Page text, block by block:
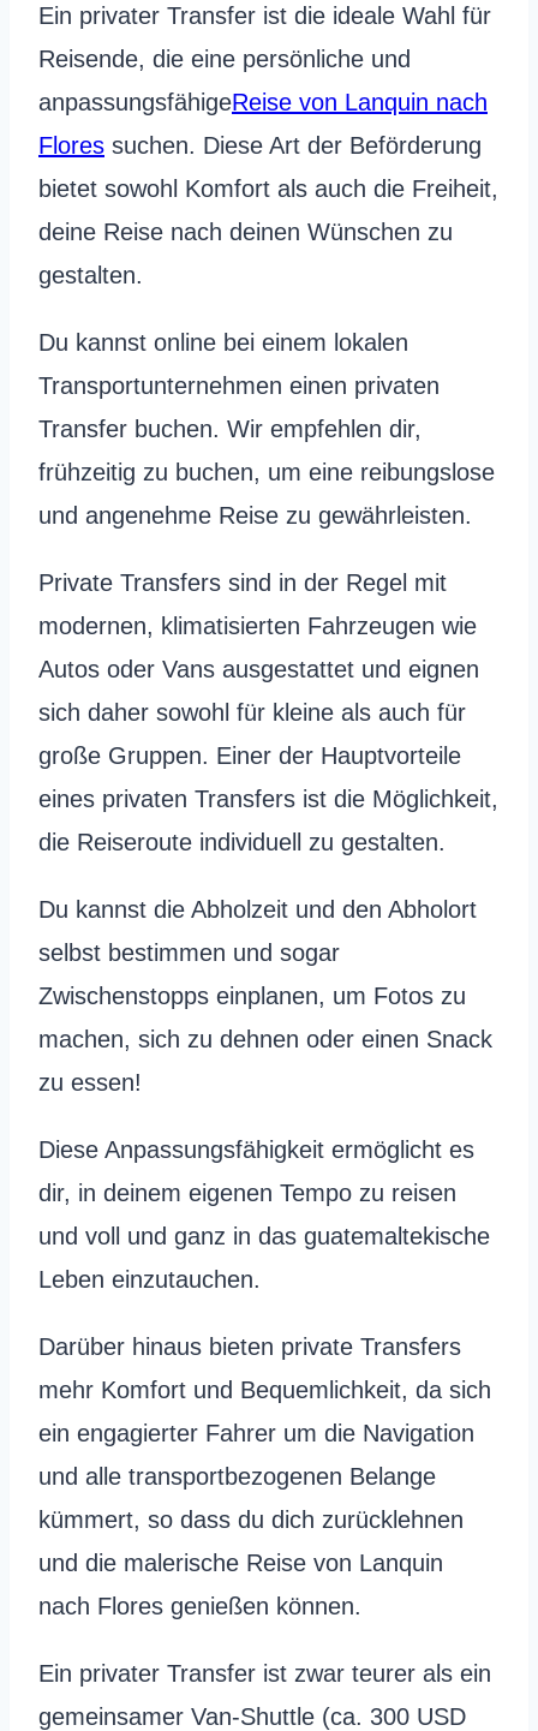
Ein privater Transfer ist die ideale Wahl für
Reisende, die eine persönliche und
anpassungsfähigeReise von Lanquin nach
Flores suchen. Diese Art der Beförderung
bietet sowohl Komfort als auch die Freiheit,
deine Reise nach deinen Wünschen zu
gestalten.
Du kannst online bei einem lokalen
Transportunternehmen einen privaten
Transfer buchen. Wir empfehlen dir,
frühzeitig zu buchen, um eine reibungslose
und angenehme Reise zu gewährleisten.
Private Transfers sind in der Regel mit
modernen, klimatisierten Fahrzeugen wie
Autos oder Vans ausgestattet und eignen
sich daher sowohl für kleine als auch für
große Gruppen. Einer der Hauptvorteile
eines privaten Transfers ist die Möglichkeit,
die Reiseroute individuell zu gestalten.
Du kannst die Abholzeit und den Abholort
selbst bestimmen und sogar
Zwischenstopps einplanen, um Fotos zu
machen, sich zu dehnen oder einen Snack
zu essen!
Diese Anpassungsfähigkeit ermöglicht es
dir, in deinem eigenen Tempo zu reisen
und voll und ganz in das guatemaltekische
Leben einzutauchen.
Darüber hinaus bieten private Transfers
mehr Komfort und Bequemlichkeit, da sich
ein engagierter Fahrer um die Navigation
und alle transportbezogenen Belange
kümmert, so dass du dich zurücklehnen
und die malerische Reise von Lanquin
nach Flores genießen können.
Ein privater Transfer ist zwar teurer als ein
gemeinsamer Van-Shuttle (ca. 300 USD